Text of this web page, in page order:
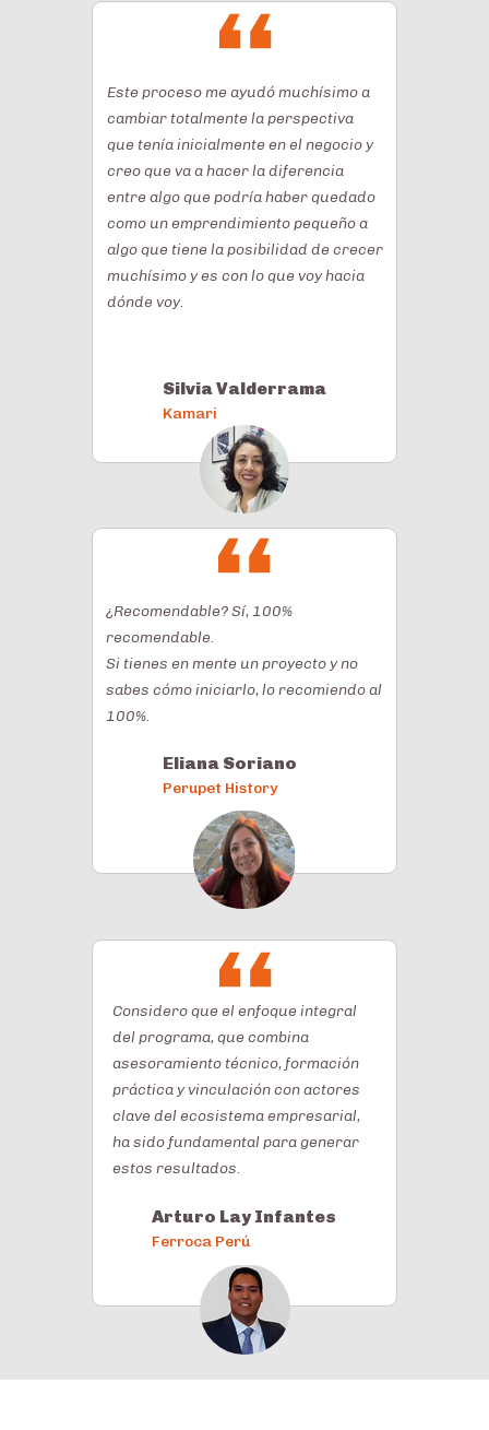
Este proceso me ayudó muchísimo a
cambiar totalmente la perspectiva
que tenía inicialmente en el negocio y
creo que va a hacer la diferencia
entre algo que podría haber quedado
como un emprendimiento pequeño a
algo que tiene la posibilidad de crecer
muchísimo y es con lo que voy hacia
dónde voy.
Silvia Valderrama
Kamari
¿Recomendable? Sí, 100%
recomendable.
Si tienes en mente un proyecto y no
sabes cómo iniciarlo, lo recomiendo al
100%.
Eliana Soriano
Perupet History
Considero que el enfoque integral
del programa, que combina
asesoramiento técnico, formación
práctica y vinculación con actores
clave del ecosistema empresarial,
ha sido fundamental para generar
estos resultados.
Arturo Lay Infantes
Ferroca Perú